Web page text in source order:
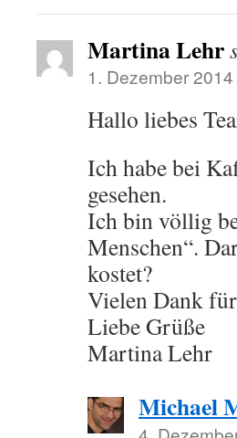
Martina Lehr
1. Dezember
Hallo liebes
Ich habe bei
gesehen.
Ich bin völlig
Menschen“.
kostet?
Vielen Dank
Liebe Grüße
Martina Lehr
Michael